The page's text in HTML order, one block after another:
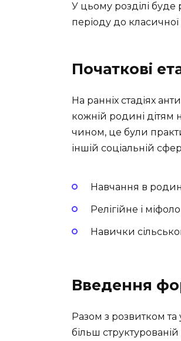
У цьому розділі буде
періоду до класичної
Початкові
На ранніх стадіях
кожній родині дітям
чином, це були
іншій соціальній
Навчання в
Релігійне і
Навички
Введення
Разом з розвитком та
більш